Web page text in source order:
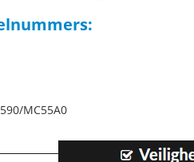
MC55A0